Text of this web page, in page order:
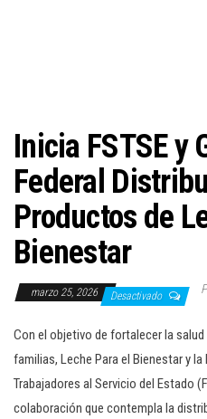
Inicia FSTSE y
Federal
Productos de
Bienestar
marzo 25, 2026 Desactivado
Con el objetivo de fortalecer la
familias, Leche Para el Bienestar y
Trabajadores al Servicio del Estado
colaboración que contempla la